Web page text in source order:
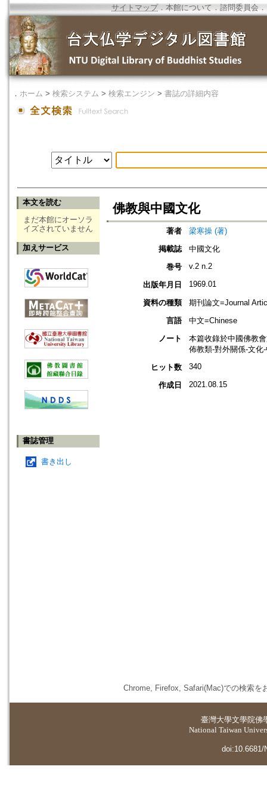
サイトマップ．本館について ． 諮問委員会 ．
． ホーム > 検索システム > 検索エンジン > 書誌の詳細内容
本文を読む
まだ本館にオーソラ
イズされていません
加えサービス
書誌管理
書き出し
佛教與中國文化
著者
梁寒操 (著)
掲載誌
中國文化
巻号
v.2 n.2
出版年月日 1969.01
資料の種類
期刊論文=Journal
言語
中文=Chinese
ノート
本篇收錄於中國佛教
佈教類-對外關係-文化
ヒット数
340
作成日 2021.08.15
Chrome, Firefox, Safari(Mac)での検索を
臺灣大學文學院佛
National Taiwan
doi:10.6681/